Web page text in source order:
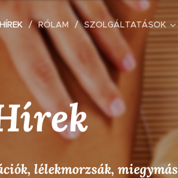
HÍREK RÓLAM SZOLGÁLTATÁSOK
lélekmorzsák, miegymás